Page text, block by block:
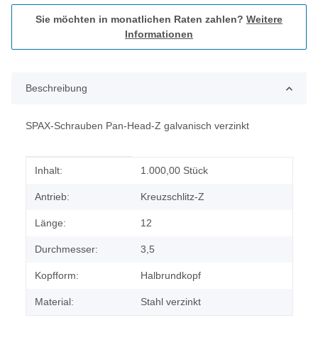
Sie möchten in monatlichen Raten zahlen? Weitere
Informationen
Beschreibung
SPAX-Schrauben Pan-Head-Z galvanisch verzinkt
Produkteigenschaft
Wert
Inhalt: 1.000,00 Stück
Antrieb: Kreuzschlitz-Z
Länge: 12
Durchmesser: 3,5
Kopfform: Halbrundkopf
Material: Stahl verzinkt